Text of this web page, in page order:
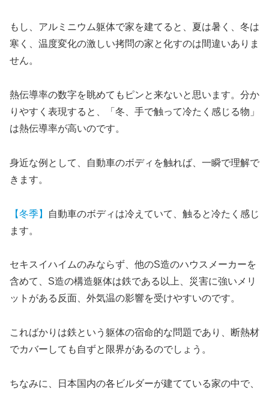
もし、アルミニウム躯体で家を建てると、夏は暑く、冬は
寒く、温度変化の激しい拷問の家と化すのは間違いありま
せん。
熱伝導率の数字を眺めてもピンと来ないと思います。分か
りやすく表現すると、「冬、手で触って冷たく感じる物」
は熱伝導率が高いのです。
身近な例として、自動車のボディを触れば、一瞬で理解で
きます。
【冬季】
自動車のボディは冷えていて、触ると冷たく感じ
ます。
セキスイハイムのみならず、他のS造のハウスメーカーを
含めて、S造の構造躯体は鉄である以上、災害に強いメリ
ットがある反面、外気温の影響を受けやすいのです。
こればかりは鉄という躯体の宿命的な問題であり、断熱材
でカバーしても自ずと限界があるのでしょう。
ちなみに、日本国内の各ビルダーが建てている家の中で、